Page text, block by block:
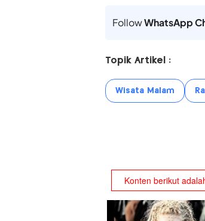
FollowWhatsApp
Topik Artikel :
Wisata Malam